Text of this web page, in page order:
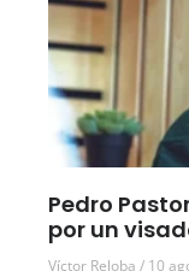
Pedro
por un
Víctor Reloba 10